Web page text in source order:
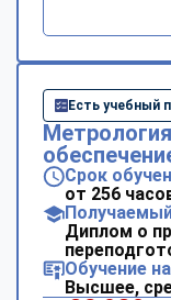
Есть учебный
Срок
от 256
Диплом о
Обучение
Высшее,